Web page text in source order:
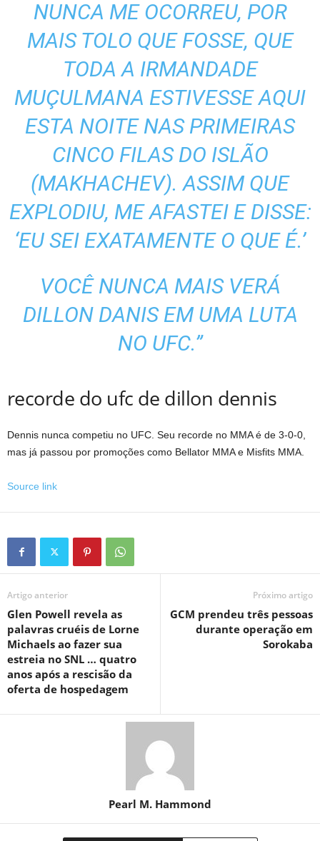
NUNCA ME OCORREU, POR
MAIS TOLO QUE FOSSE, QUE
TODA A IRMANDADE
MUÇULMANA ESTIVESSE AQUI
ESTA NOITE NAS PRIMEIRAS
CINCO FILAS DO ISLÃO
(MAKHACHEV). ASSIM QUE
EXPLODIU, ME AFASTEI E DISSE:
‘EU SEI EXATAMENTE O QUE É.’
VOCÊ NUNCA MAIS VERÁ
DILLON DANIS EM UMA LUTA
NO UFC.”
recorde do ufc de dillon dennis
Dennis nunca competiu no UFC. Seu recorde no MMA é de 3-0-0,
mas já passou por promoções como Bellator MMA e Misfits MMA.
Source link
Artigo anterior
Glen Powell revela as
palavras cruéis de Lorne
Michaels ao fazer sua
estreia no SNL … quatro
anos após a rescisão da
oferta de hospedagem
Próximo artigo
GCM prendeu três pessoas
durante operação em
Sorokaba
Pearl M. Hammond